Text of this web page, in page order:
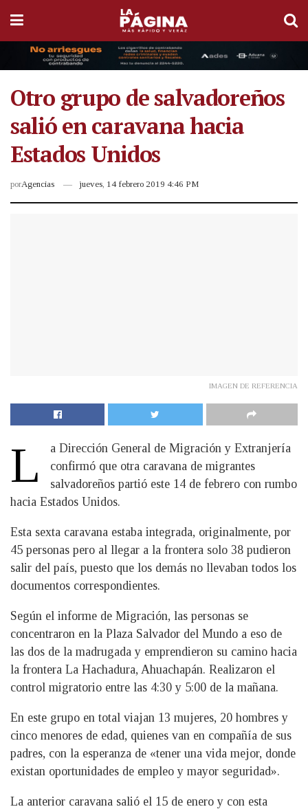
Otro grupo de salvadoreños
salió en caravana hacia
Estados Unidos
porAgencias jueves, 14 febrero 2019 4:46 PM
IMAGEN DE REFERENCIA
L
a Dirección General de Migración y Extranjería
confirmó que otra caravana de migrantes
salvadoreños partió este 14 de febrero con rumbo
hacia Estados Unidos.
Esta sexta caravana estaba integrada, originalmente, por
45 personas pero al llegar a la frontera solo 38 pudieron
salir del país, puesto que los demás no llevaban todos los
documentos correspondientes.
Según el informe de Migración, las personas se
concentraron en la Plaza Salvador del Mundo a eso de
las dos de la madrugada y emprendieron su camino hacia
la frontera La Hachadura, Ahuachapán. Realizaron el
control migratorio entre las 4:30 y 5:00 de la mañana.
En este grupo en total viajan 13 mujeres, 20 hombres y
cinco menores de edad, quienes van en compañía de sus
padres, con la esperanza de «tener una vida mejor, donde
existan oportunidades de empleo y mayor seguridad».
La anterior caravana salió el 15 de enero y con esta